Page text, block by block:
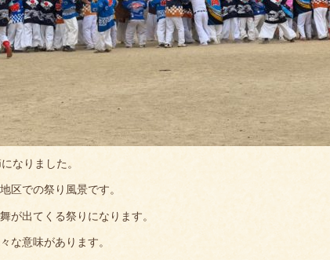
なりました。
区での祭り風景です。
が出てくる祭りになります。
な意味があります。